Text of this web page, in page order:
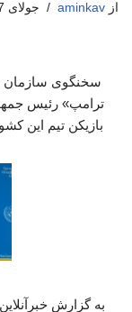
از aminkav جولای 7, 2026
سخنگوی سازمان
ترامپ» رئیس
بازیکن تیم این
به گزارش